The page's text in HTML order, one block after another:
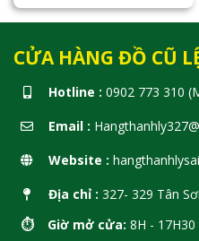
CỬA HÀNG ĐỒ CŨ
Hotline : 0902 773 310
Email :
Website :
Địa chỉ : 327- 329 Tân
⏱️ Giờ mở cửa: 8H -